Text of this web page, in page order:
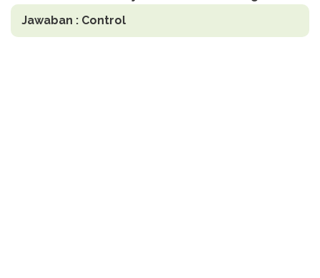
Jawaban : Control